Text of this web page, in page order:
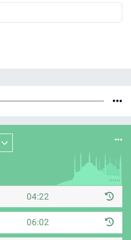
04:22
06:02